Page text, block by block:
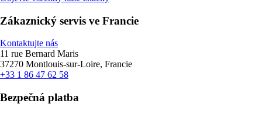
Zákaznický servis ve Francie
Kontaktujte nás
11 rue Bernard Maris
37270 Montlouis-sur-Loire, Francie
+33 1 86 47 62 58
Bezpečná platba